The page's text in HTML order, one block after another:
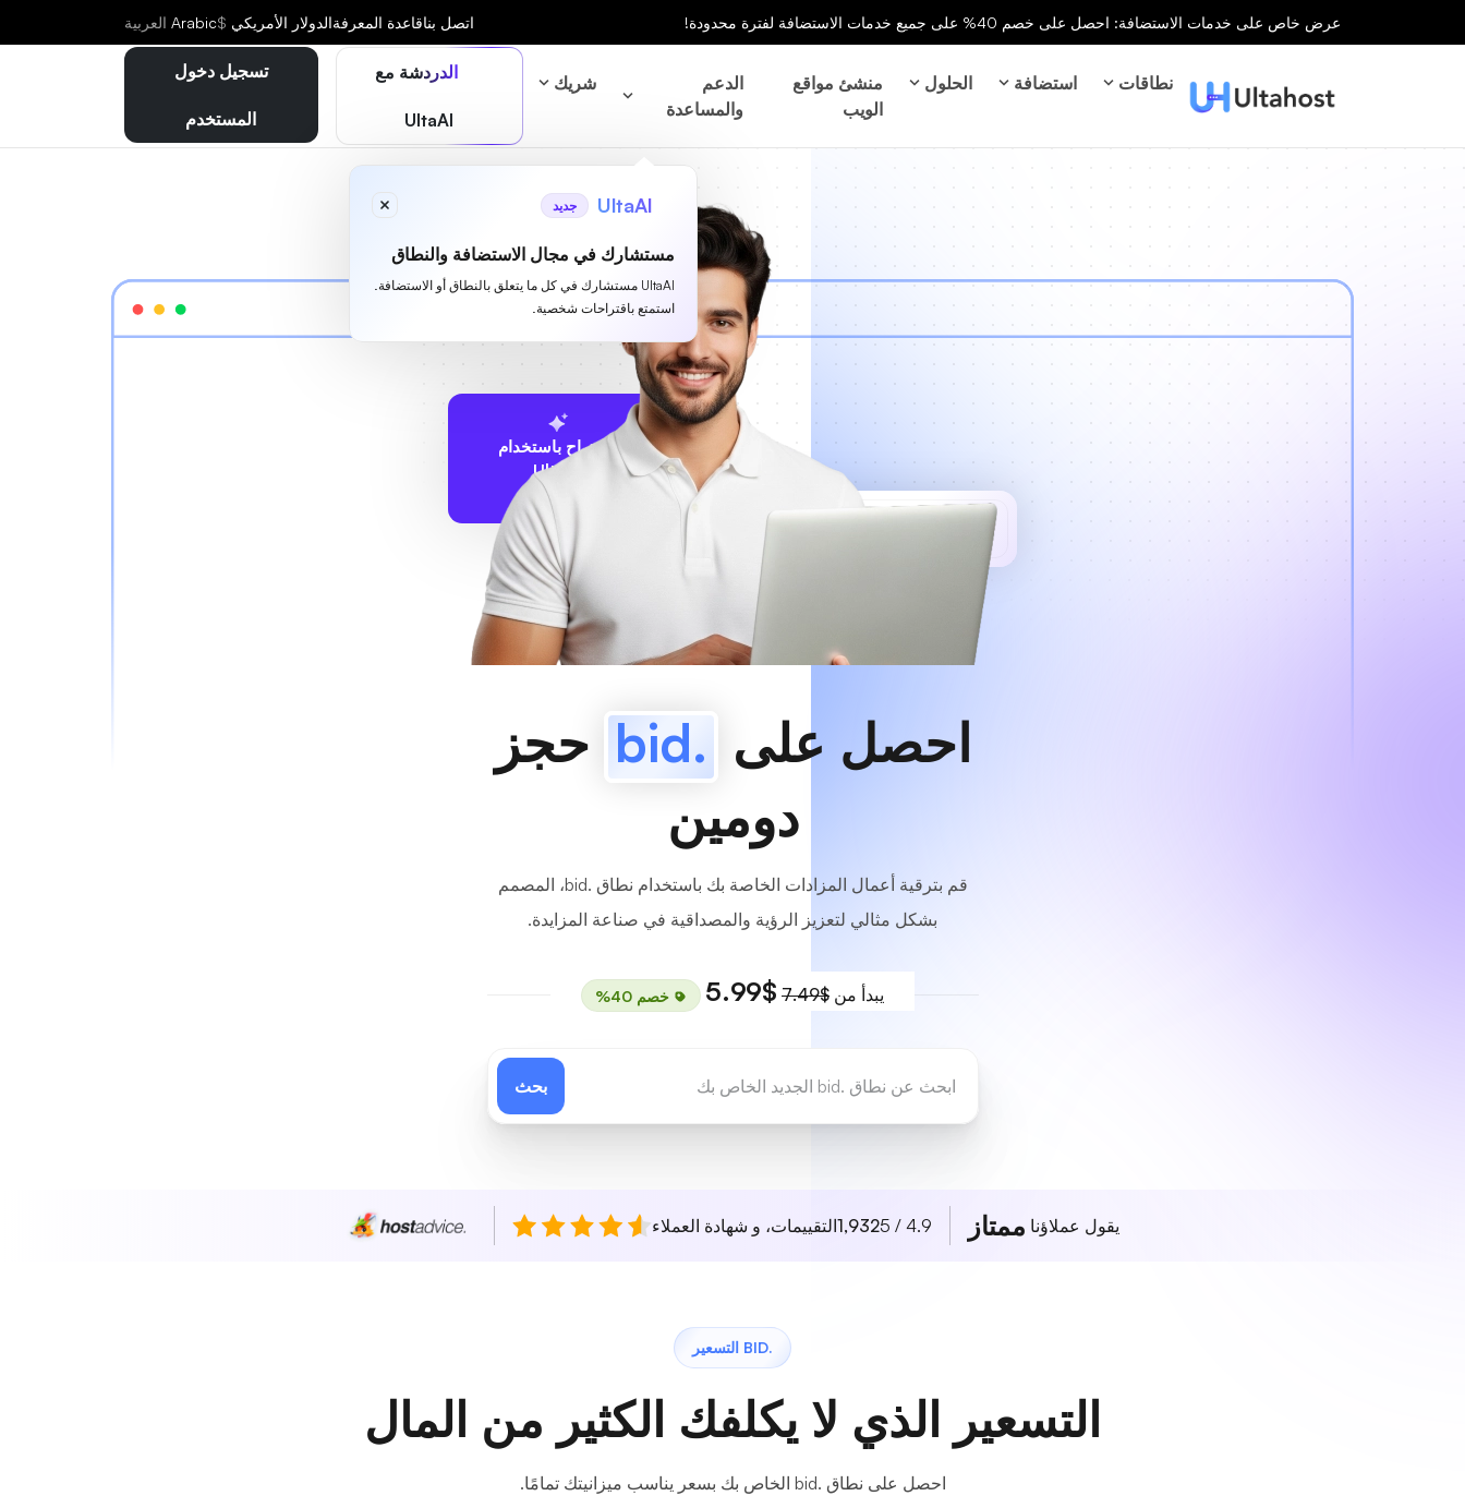
عرض خاص على خدمات الاستضافة: احصل على خصم 40% على جميع خدمات الاستضافة لفترة محدودة! اتصل بناقاعدة المعرفةالدولار الأمريكي $
Arabic العربية
نطاقات استضافة الحلول
منشئ مواقع
الويب
الدعم
والمساعدة
شريك الدردشة مع
UltaAI
UltaAI جديد
مستشارك في مجال الاستضافة والنطاق
UltaAI مستشارك في كل ما يتعلق بالنطاق أو الاستضافة.
استمتع باقتراحات شخصية.
تسجيل دخول
المستخدم
الاقتراح باستخدام
UltaAI
متاح!
احصل على .bid
حجز
دومين
قم بترقية أعمال المزادات الخاصة بك باستخدام نطاق .bid، المصمم
بشكل مثالي لتعزيز الرؤية والمصداقية في صناعة المزايدة.
يبدأ من $7.49
$5.99 خصم 40%
بحث
يقول عملاؤنا ممتاز 4.9 / 5
1,932التقييمات، و شهادة العملاء
.BID التسعير
التسعير الذي لا يكلفك الكثير من المال
احصل على نطاق .bid الخاص بك بسعر يناسب ميزانيتك تمامًا.